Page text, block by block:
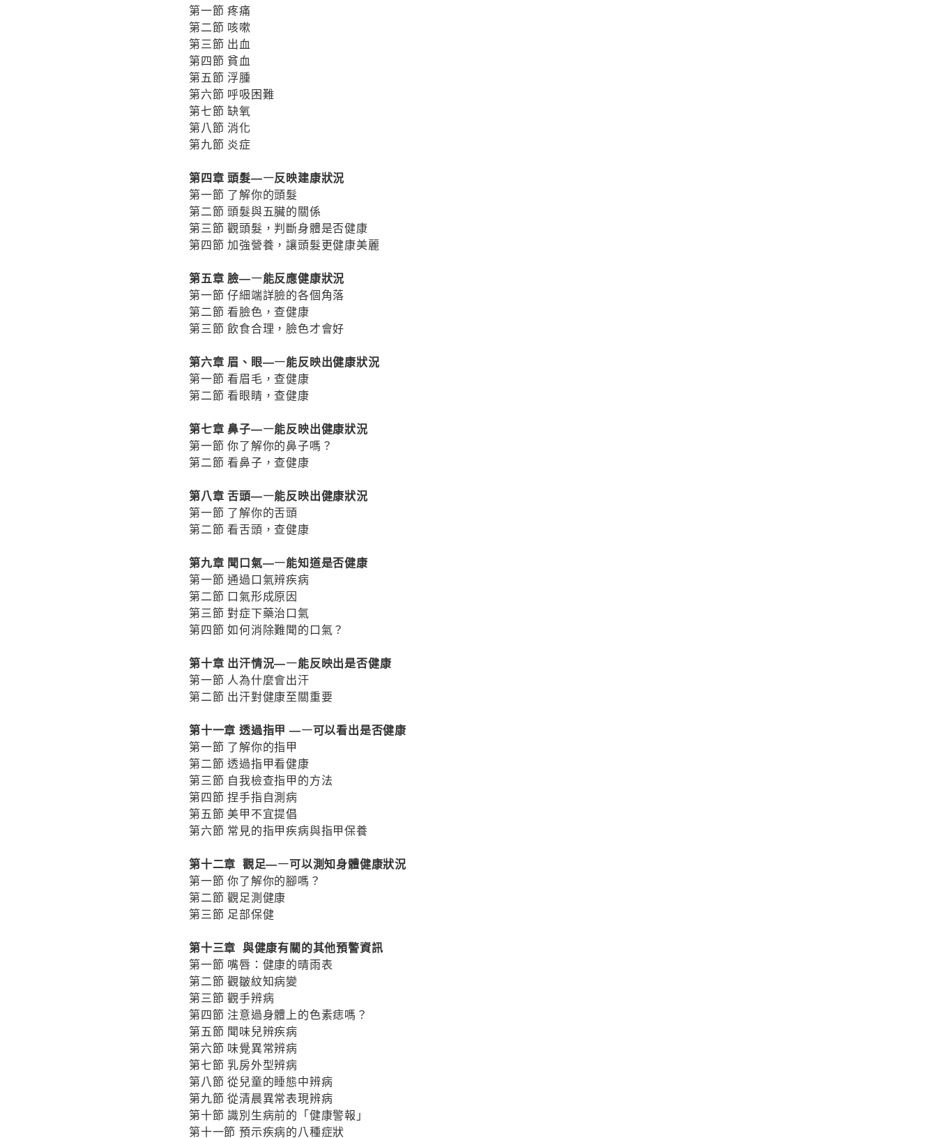
第一節 疼痛
第二節 咳嗽
第三節 出血
第四節 貧血
第五節 浮腫
第六節 呼吸困難
第七節 缺氧
第八節 消化
第九節 炎症
第四章 頭髮―—反映建康狀況
第一節 了解你的頭髮
第二節 頭髮與五臟的關係
第三節 觀頭髮，判斷身體是否健康
第四節 加強營養，讓頭髮更健康美麗
第五章 臉―—能反應健康狀況
第一節 仔細端詳臉的各個角落
第二節 看臉色，查健康
第三節 飲食合理，臉色才會好
第六章 眉、眼―—能反映出健康狀況
第一節 看眉毛，查健康
第二節 看眼睛，查健康
第七章 鼻子―—能反映出健康狀況
第一節 你了解你的鼻子嗎？
第二節 看鼻子，查健康
第八章 舌頭―—能反映出健康狀況
第一節 了解你的舌頭
第二節 看舌頭，查健康
第九章 聞口氣―—能知道是否健康
第一節 通過口氣辨疾病
第二節 口氣形成原因
第三節 對症下藥治口氣
第四節 如何消除難聞的口氣？
第十章 出汗情況―—能反映出是否健康
第一節 人為什麼會出汗
第二節 出汗對健康至關重要
第十一章 透過指甲 ―—可以看出是否健康
第一節 了解你的指甲
第二節 透過指甲看健康
第三節 自我檢查指甲的方法
第四節 捏手指自測病
第五節 美甲不宜提倡
第六節 常見的指甲疾病與指甲保養
第十二章 觀足―—可以測知身體健康狀況
第一節 你了解你的腳嗎？
第二節 觀足測健康
第三節 足部保健
第十三章 與健康有關的其他預警資訊
第一節 嘴唇：健康的晴雨表
第二節 觀皺紋知病變
第三節 觀手辨病
第四節 注意過身體上的色素痣嗎？
第五節 聞味兒辨疾病
第六節 味覺異常辨病
第七節 乳房外型辨病
第八節 從兒童的睡態中辨病
第九節 從清晨異常表現辨病
第十節 識別生病前的「健康警報」
第十一節 預示疾病的八種症狀